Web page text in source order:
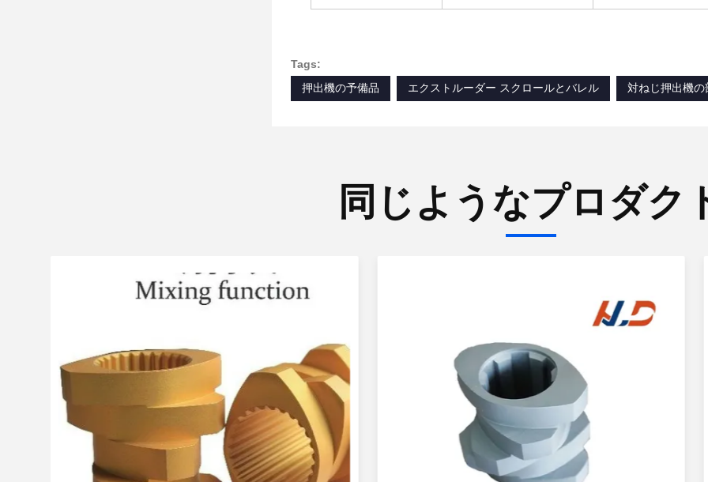
Tags:
押出機の予備品
エクストルーダー スクロールとバレル 対ねじ押出機の
同じようなプロダク